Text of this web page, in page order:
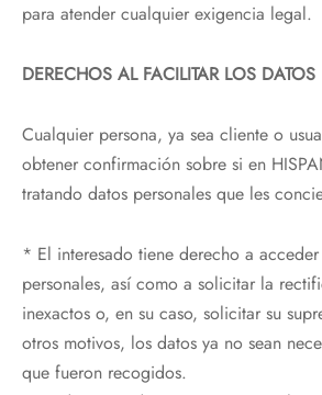
para atender cualquier exigencia legal.
DERECHOS AL FACILITAR LOS DATOS
Cualquier persona, ya sea cliente o
obtener confirmación sobre si en
tratando datos personales que les
* El interesado tiene derecho a acceder
personales, así como a solicitar la
inexactos o, en su caso, solicitar su
otros motivos, los datos ya no sean
que fueron recogidos.